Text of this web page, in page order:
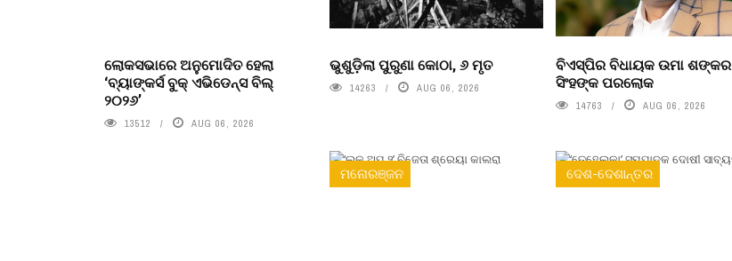
ଲୋକସଭାରେ ଅନୁମୋଦିତ ହେଲା
‘ବ୍ୟାଙ୍କର୍ସ ବୁକ୍ ଏଭିଡେନ୍ସ ବିଲ୍
୨୦୨୬’
13512 AUG 06, 2026
ଭୁଶୁଡ଼ିଲା ପୁରୁଣା କୋଠା, ୬ ମୃତ
14263 AUG 06, 2026
ବିଏସ୍‌ପିର ବିଧାୟକ ଉମା ଶଙ୍କର
ସିଂହଙ୍କ ପରଲୋକ
14763 AUG 06, 2026
ମନୋରଞ୍ଜନ ଦେଶ-ଦେଶାନ୍ତର